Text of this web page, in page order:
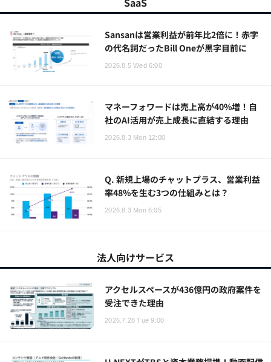
Sansanは営業利益が前年比2倍に！赤字
の代名詞だったBill Oneが黒字目前に
2026.8.5 Wed 6:00
マネーフォワードは売上高が40%増！自
社のAI活用が売上成長に直結する理由
2026.8.3 Mon 12:00
Q. 新規上場のチャットプラス、営業利益
率48%を生む3つの仕組みとは？
2026.8.3 Mon 6:05
法人向けサービス
アクセルスペースが436億円の政府案件を
受注できた理由
2026.7.28 Tue 9:00